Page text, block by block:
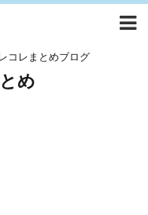
コレまとめブログ
め